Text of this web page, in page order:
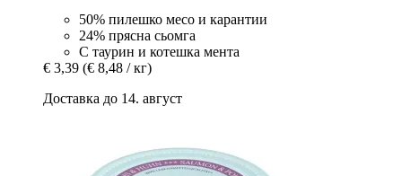
50% пилешко месо и карантии
24% прясна сьомга
С таурин и котешка мента
€ 3,39 (€ 8,48 / кг)
Доставка до 14. август